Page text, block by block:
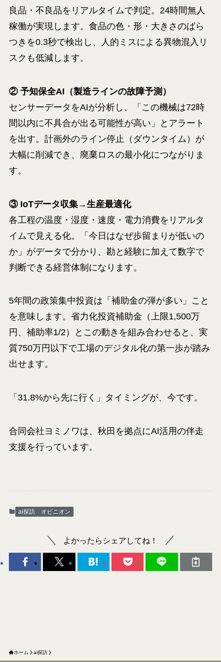
良品・不良品をリアルタイムで判定。24時間無人
稼働が実現します。食品の色・形・大きさのばら
つきを0.3秒で検出し、人的ミスによる異物混入リ
スクも低減します。
② 予知保全AI（製造ラインの故障予測）
センサーデータをAIが分析し、「この機械は72時
間以内に不具合が出る可能性が高い」とアラート
を出す。計画外のライン停止（ダウンタイム）が
大幅に削減でき、廃棄ロスの最小化につながりま
す。
③ IoTデータ収集→生産最適化
各工程の温度・湿度・速度・電力消費をリアルタ
イムで見える化。「今日はなぜ歩留まりが低いの
か」がデータで分かり、勘と経験に加えて数字で
判断できる経営体制になります。
5年間の政策集中投資は「補助金の弾が多い」こと
を意味します。省力化投資補助金（上限1,500万
円、補助率1/2）とこの動きを組み合わせると、実
質750万円以下で工場のデジタル化の第一歩が踏み
出せます。
「31.8%から先に行く」タイミングが、今です。
合同会社ヨミノワは、秋田を拠点にAI活用の伴走
支援を行っています。
ai探訪 オピニオン
よかったらシェアしてね！
ホーム ai探訪